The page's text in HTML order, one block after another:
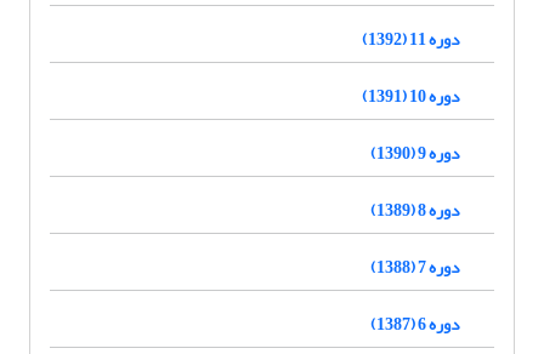
دوره 11 (1392)
دوره 10 (1391)
دوره 9 (1390)
دوره 8 (1389)
دوره 7 (1388)
دوره 6 (1387)